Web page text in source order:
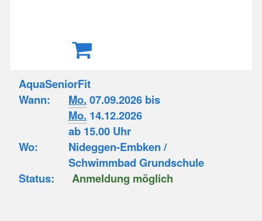
AquaSeniorFit
Wann:
Mo. 07.09.2026 bis
Mo. 14.12.2026
ab 15.00 Uhr
Wo:
Nideggen-Embken /
Schwimmbad Grundschule
Status:
Anmeldung möglich